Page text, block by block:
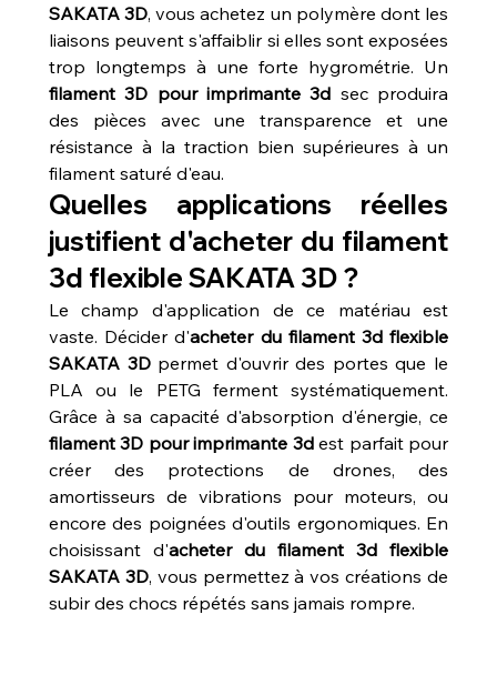
SAKATA 3D, vous achetez un polymère dont les
liaisons peuvent s'affaiblir si elles sont exposées
filament 3D pour imprimante 3d sec produira
des pièces avec une transparence et une
résistance à la traction bien supérieures à un
filament saturé d'eau.
Quelles applications réelles
justifient d'acheter du filament
3d flexible SAKATA 3D ?
Le champ d'application de ce matériau est
vaste. Décider d'acheter du filament 3d flexible
SAKATA 3D permet d'ouvrir des portes que le
PLA ou le PETG ferment systématiquement.
filament 3D pour imprimante 3d est parfait pour
créer des protections de drones, des
amortisseurs de vibrations pour moteurs, ou
encore des poignées d'outils ergonomiques. En
choisissant d'acheter du filament 3d flexible
SAKATA 3D, vous permettez à vos créations de
subir des chocs répétés sans jamais rompre.